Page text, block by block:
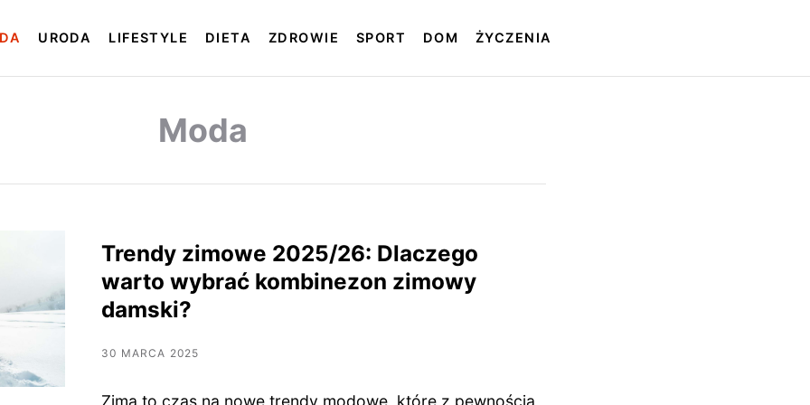
URODA LIFESTYLE DIETA ZDROWIE SPORT DOM ŻYCZENIA
Moda
Trendy zimowe 2025/26: Dlaczego
warto wybrać kombinezon zimowy
damski?
30 MARCA 2025
Zima to czas na nowe trendy modowe, które z pewnością